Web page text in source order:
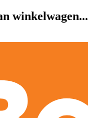
winkelwagen...